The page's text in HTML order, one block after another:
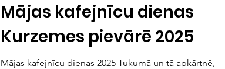
Mājas kafejnīcu dienas
Kurzemes pievārē 2025
Mājas kafejnīcu dienas 2025 Tukumā un tā apkārtnē,